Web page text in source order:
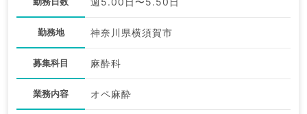
勤務地 神奈川県横須賀市
募集科目 麻酔科
業務内容 オペ麻酔